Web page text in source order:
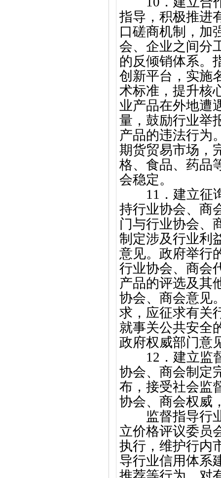
指导，积极推进
口磋商机制，加
会、企业之间分
的反倾销体系。
创新平台，实施
术标准，提升核
业产品在外地遭
量，鼓励行业举
产品的违法行为
期货贸易市场，
格、食品、药品
会稳定。
11．建立征
持行业协会、商
门与行业协会、
制定涉及行业利
意见。政府举行
行业协会、商会
产品的评选及其
协会、商会意见
求，应征求有关
就事关公共安全
政府权威部门意
12．建立监
协会、商会制定
布，接受社会监
协会、商会权威
监督指导行业
立价格评议委员
执行，维护行内
导行业信用体系